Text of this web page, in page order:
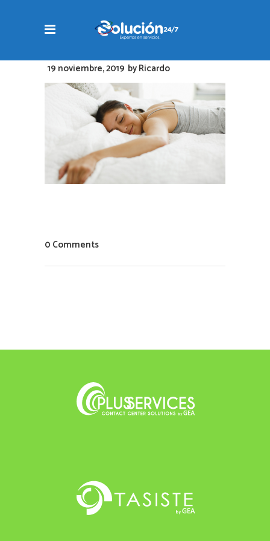
19 noviembre, 2019 byRicardo
0 Comments